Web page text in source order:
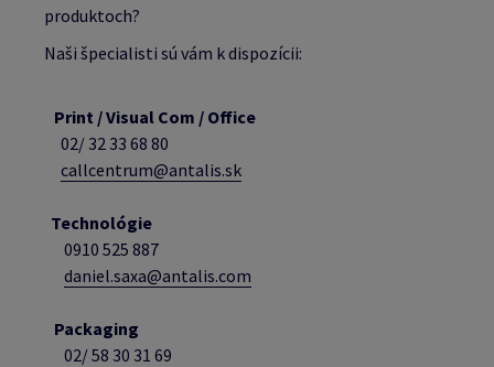
produktoch?
Naši špecialisti sú vám k dispozícii:
Print / Visual Com / Office
02/ 32 33 68 80
callcentrum@antalis.sk
Technológie
0910 525 887
daniel.saxa@antalis.com
Packaging
02/58 30 31 69